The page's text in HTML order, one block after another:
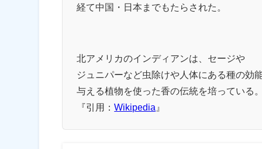
経て中国・日本までもたらされた。
北アメリカのインディアンは、セージや
ジュニパーなど虫除けや人体にある種の効
与える植物を使った香の伝統を培っている。
『引用：Wikipedia 』